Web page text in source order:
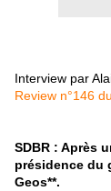
Interview par
Review n°146
SDBR : Après
présidence du
Geos**.